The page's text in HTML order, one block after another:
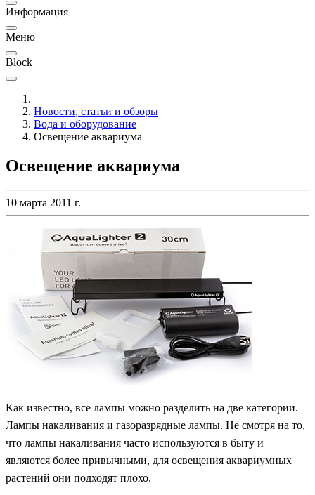
Информация
Меню
Block
Новости, статьи и обзоры
Вода и оборудование
Освещение аквариума
Освещение аквариума
10 марта 2011 г.
Как известно, все лампы можно разделить на две категории.
Лампы накаливания и газоразрядные лампы. Не смотря на то,
что лампы накаливания часто используются в быту и
являются более привычными, для освещения аквариумных
растений они подходят плохо.